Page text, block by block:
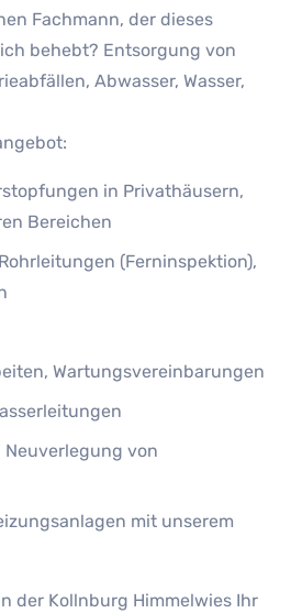
Fachmann, der dieses
behebt? Entsorgung von
Abwasser, Wasser,
in Privathäusern,
Bereichen
(Ferninspektion),
Wartungsvereinbarungen
von
mit unserem
der Kollnburg Himmelwies Ihr